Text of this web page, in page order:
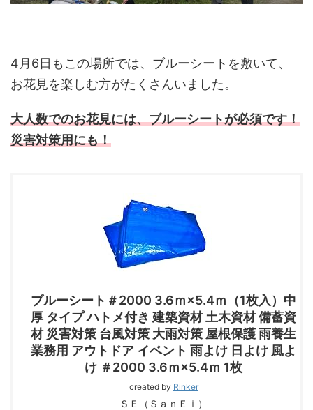
4月6日もこの場所では、ブルーシートを敷いて、
お花見を楽しむ方がたくさんいました。
大人数でのお花見には、ブルーシートが必須です！
災害対策用にも！
ブルーシート＃2000 3.6ｍ×5.4ｍ（1枚入）中
厚 タイプ ハトメ付き 建築資材 土木資材 備蓄資
材 災害対策 台風対策 大雨対策 屋根保護 雨養生
業務用 アウトドア イベント 雨よけ 日よけ 風よ
け ＃2000 3.6ｍ×5.4ｍ 1枚
created by Rinker
ＳＥ（ＳａｎＥｉ）